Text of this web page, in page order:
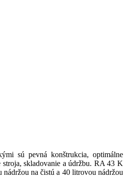
sú pevná konštrukcia, optimálne
stroja, skladovanie a údržbu. RA 43 K
na čistú a 40 litrovou nádržou